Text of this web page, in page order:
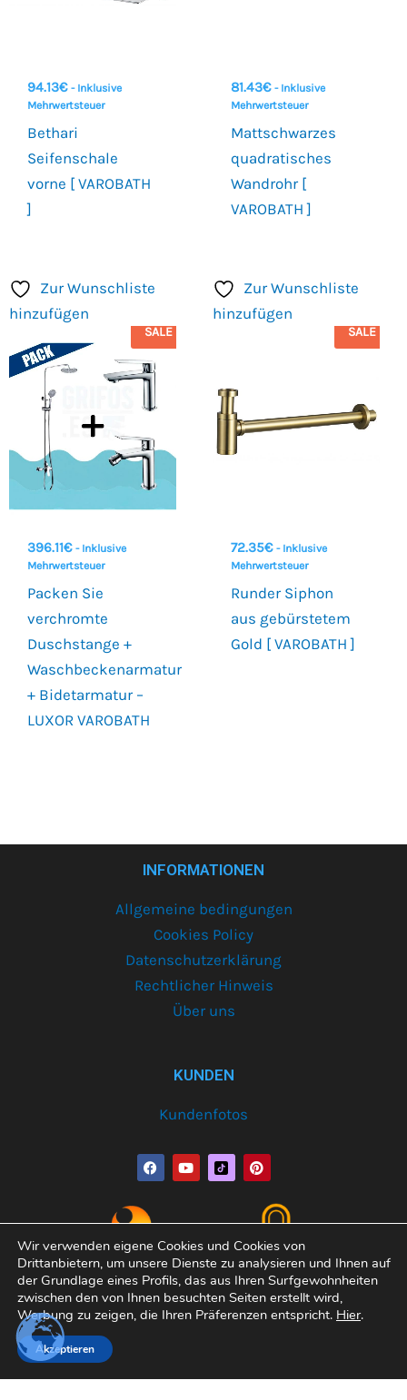
94.13€ - Inklusive
Mehrwertsteuer
Bethari
Seifenschale
vorne [ VAROBATH
]
81.43€ - Inklusive
Mehrwertsteuer
Mattschwarzes
quadratisches
Wandrohr [
VAROBATH ]
Zur Wunschliste
hinzufügen
SALE
396.11€ - Inklusive
Mehrwertsteuer
Packen Sie
verchromte
Duschstange +
Waschbeckenarmatur
+ Bidetarmatur –
LUXOR VAROBATH
Zur Wunschliste
hinzufügen
SALE
72.35€ - Inklusive
Mehrwertsteuer
Runder Siphon
aus gebürstetem
Gold [ VAROBATH ]
INFORMATIONEN
Allgemeine bedingungen
Cookies Policy
Datenschutzerklärung
Rechtlicher Hinweis
Über uns
KUNDEN
Kundenfotos
F
a
c
b
o
o
k
Y
o
u
b
e
P
i
n
e
r
e
s
t
Copyright© 2026 Varobath | Erledigt von:
Wir verwenden eigene Cookies und Cookies von
Drittanbietern, um unsere Dienste zu analysieren und Ihnen auf
der Grundlage eines Profils, das aus Ihren Surfgewohnheiten
zwischen den von Ihnen besuchten Seiten erstellt wird,
Werbung zu zeigen, die Ihren Präferenzen entspricht. Hier.
Akzeptieren